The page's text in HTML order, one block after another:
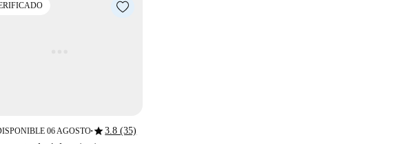
06 AGOSTO■star3.8 (35)